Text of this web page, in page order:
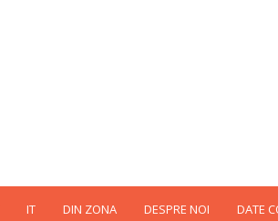
IT DIN ZONA DESPRE NOI DATE